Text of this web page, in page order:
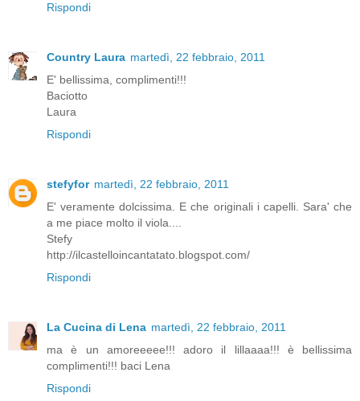
Rispondi
Country Laura martedì, 22 febbraio, 2011
E' bellissima, complimenti!!!
Baciotto
Laura
Rispondi
stefyfor martedì, 22 febbraio, 2011
E' veramente dolcissima. E che originali i capelli. Sara' che
a me piace molto il viola....
Stefy
http://ilcastelloincantatato.blogspot.com/
Rispondi
La Cucina di Lena martedì, 22 febbraio, 2011
ma è un amoreeeee!!! adoro il lillaaaa!!! è bellissima
complimenti!!! baci Lena
Rispondi